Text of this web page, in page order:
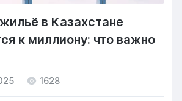
в Казахстане
к миллиону: что важно
1628